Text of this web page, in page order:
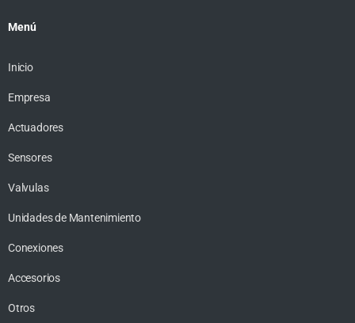
Menú
Inicio
Empresa
Actuadores
Sensores
Valvulas
Unidades de Mantenimiento
Conexiones
Accesorios
Otros